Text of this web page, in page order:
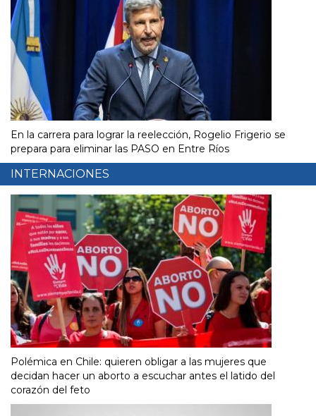
En la carrera para lograr la reelección, Rogelio Frigerio se
prepara para eliminar las PASO en Entre Ríos
INTERNACIONES
Polémica en Chile: quieren obligar a las mujeres que
decidan hacer un aborto a escuchar antes el latido del
corazón del feto